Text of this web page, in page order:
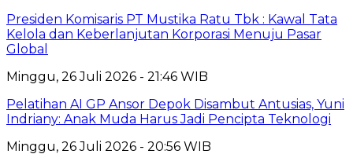
Presiden Komisaris PT Mustika Ratu Tbk : Kawal Tata
Kelola dan Keberlanjutan Korporasi Menuju Pasar
Global
Minggu, 26 Juli 2026 - 21:46 WIB
Pelatihan AI GP Ansor Depok Disambut Antusias, Yuni
Indriany: Anak Muda Harus Jadi Pencipta Teknologi
Minggu, 26 Juli 2026 - 20:56 WIB